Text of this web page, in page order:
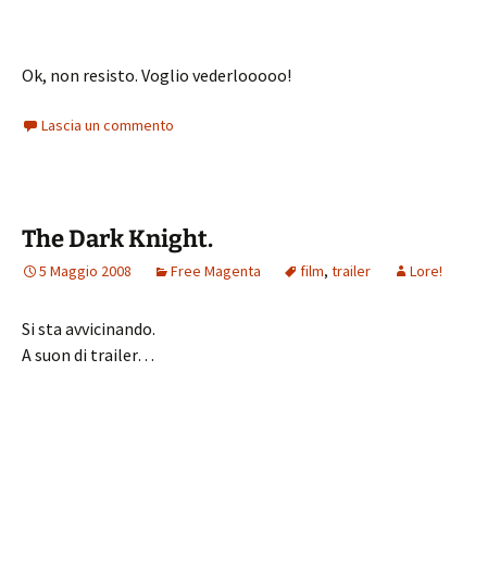
Ok, non resisto. Voglio vederlooooo!
Lascia un commento
The Dark Knight.
5 Maggio 2008 Free Magenta film, trailer Lore!
Si sta avvicinando.
A suon di trailer…